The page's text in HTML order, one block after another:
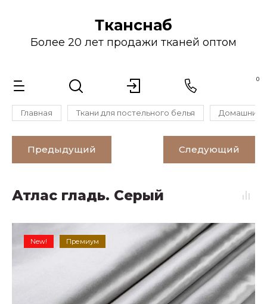
Тканснаб
Более 20 лет продажи тканей оптом
0
Главная Ткани для постельного белья Домашний
Предыдущий Следующий
Атлас гладь. Серый
New! Премиум